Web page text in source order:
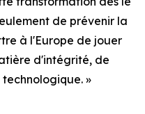
de prévenir la
à l'Europe de jouer
d'intégrité, de
»